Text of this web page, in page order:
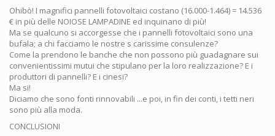
Ohibò! I magnifici pannelli fotovoltaici costano (16.000-1.464) = 14.536
€ in più delle NOIOSE LAMPADINE ed inquinano di più!
Ma se qualcuno si accorgesse che i pannelli fotovoltaici sono una
bufala; a chi facciamo le nostre s carissime consulenze?
Come la prendono le banche che non possono più guadagnare sui
convenientissimi mutui che stipulano per la loro realizzazione? E i
produttori di pannelli? E i cinesi?
Ma si!
Diciamo che sono fonti rinnovabili ...e poi, in fin dei conti, i tetti neri
sono più alla moda.
CONCLUSIONI